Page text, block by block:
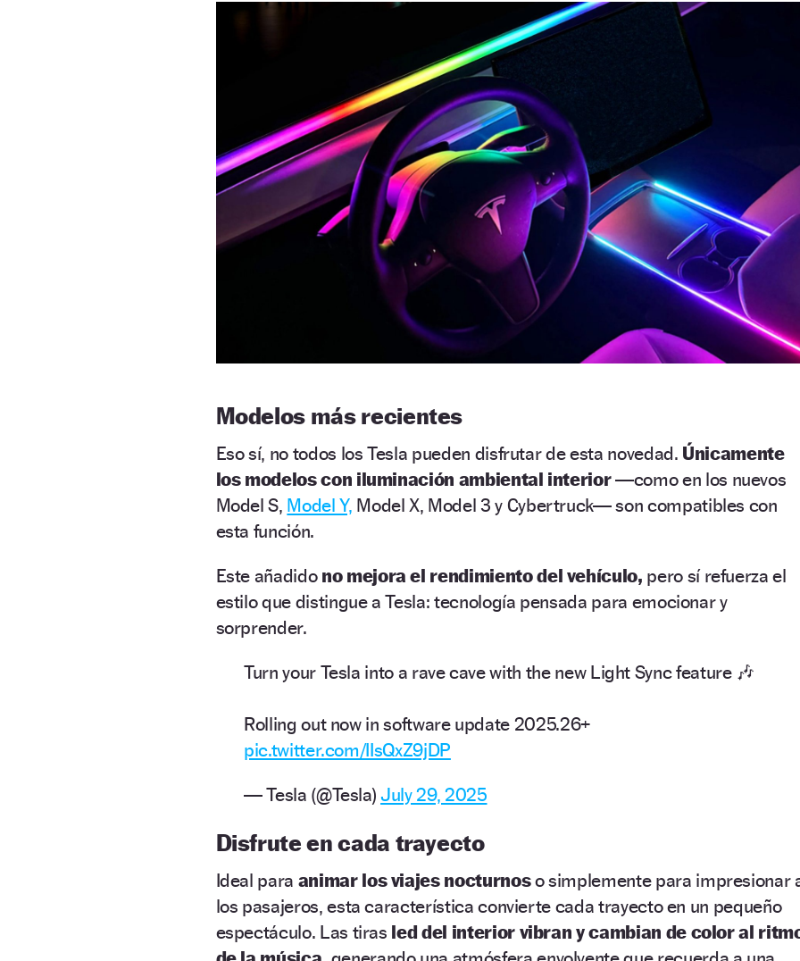
Modelos más recientes
Eso sí, no todos los Tesla pueden disfrutar de esta novedad. Únicamente
los modelos con iluminación ambiental interior—como en los nuevos
Model S, Model Y, Model X, Model 3 y Cybertruck— son compatibles con
esta función.
Este añadido no mejora el rendimiento del vehículo, pero sí refuerza el
estilo que distingue a Tesla: tecnología pensada para emocionar y
sorprender.
Turn your Tesla into a rave cave with the new Light Sync feature 🎶
Rolling out now in software update 2025.26+
pic.twitter.com/IIsQxZ9jDP
— Tesla (@Tesla)July 29, 2025
Disfrute en cada trayecto
Ideal para animar los viajes nocturnoso simplemente para impresionar
los pasajeros, esta característica convierte cada trayecto en un pequeño
espectáculo. Las tiras led del interior vibran y cambian de color al